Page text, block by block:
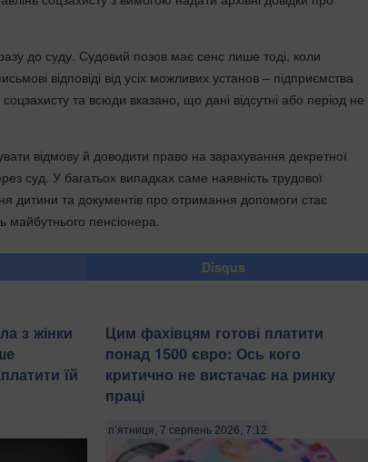
до суду. Судовий позов має сенс лише тоді, коли
відповіді від усіх можливих установ – підприємства
та всюди вказано, що дані відсутні або період не
відмову й доводити право на зарахування декретної
суд. У багатьох випадках саме наявність трудової
дитини та документів про отримання допомоги стає
пенсіонера.
Disqus
з жінки
їй
Цим фахівцям готові платити
понад 1500 євро: Ось кого
критично не вистачає на ринку
праці
п’ятниця, 7 серпень 2026, 7:12